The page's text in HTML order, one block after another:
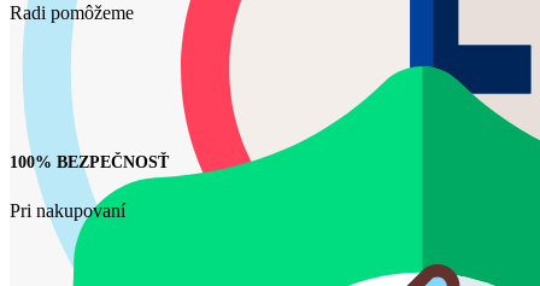
Radi pomôžeme
100% BEZPEČNOSŤ
Pri nakupovaní